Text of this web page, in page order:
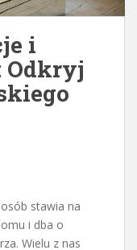
i
Odkryj
stawia na
i dba o
Wielu z nas